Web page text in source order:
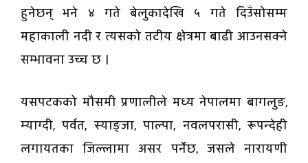
हुनेछन् भने ४ गते बेलुकादेखि ५ गते दिउँसोसम्म
महाकाली नदी र त्यसको तटीय क्षेत्रमा बाढी आउनसक्ने
सम्भावना उच्च छ ।
यसपटकको मौसमी प्रणालीले मध्य नेपालमा बागलुङ,
म्याग्दी, पर्वत, स्याङ्जा, पाल्पा, नवलपरासी, रूपन्देही
लगायतका जिल्लामा असर पर्नेछ, जसले नारायणी